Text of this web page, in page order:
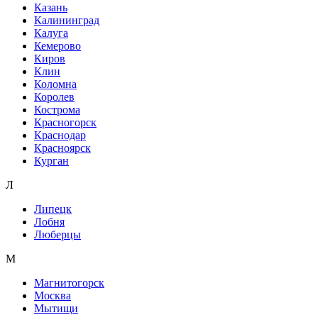
Казань
Калининград
Калуга
Кемерово
Киров
Клин
Коломна
Королев
Кострома
Красногорск
Краснодар
Красноярск
Курган
Л
Липецк
Лобня
Люберцы
М
Магнитогорск
Москва
Мытищи